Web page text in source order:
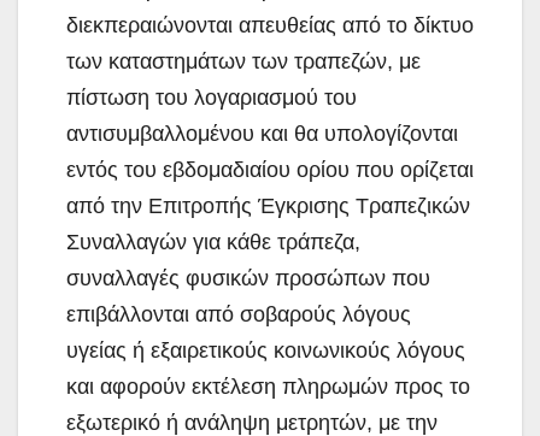
διεκπεραιώνονται απευθείας από το δίκτυο
των καταστημάτων των τραπεζών, με
πίστωση του λογαριασμού του
αντισυμβαλλομένου και θα υπολογίζονται
εντός του εβδομαδιαίου ορίου που ορίζεται
από την Επιτροπής Έγκρισης Τραπεζικών
Συναλλαγών για κάθε τράπεζα,
συναλλαγές φυσικών προσώπων που
επιβάλλονται από σοβαρούς λόγους
υγείας ή εξαιρετικούς κοινωνικούς λόγους
και αφορούν εκτέλεση πληρωμών προς το
εξωτερικό ή ανάληψη μετρητών, με την